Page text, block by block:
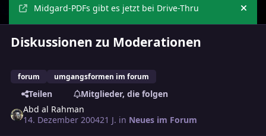
Midgard-PDFs gibt es jetzt bei Drive-Thru
Diskussionen zu Moderationen
forum umgangsformen im forum
Teilen
Mitglieder, die folgen
Abd al Rahman
14. Dezember 200421 J. in Neues im Forum